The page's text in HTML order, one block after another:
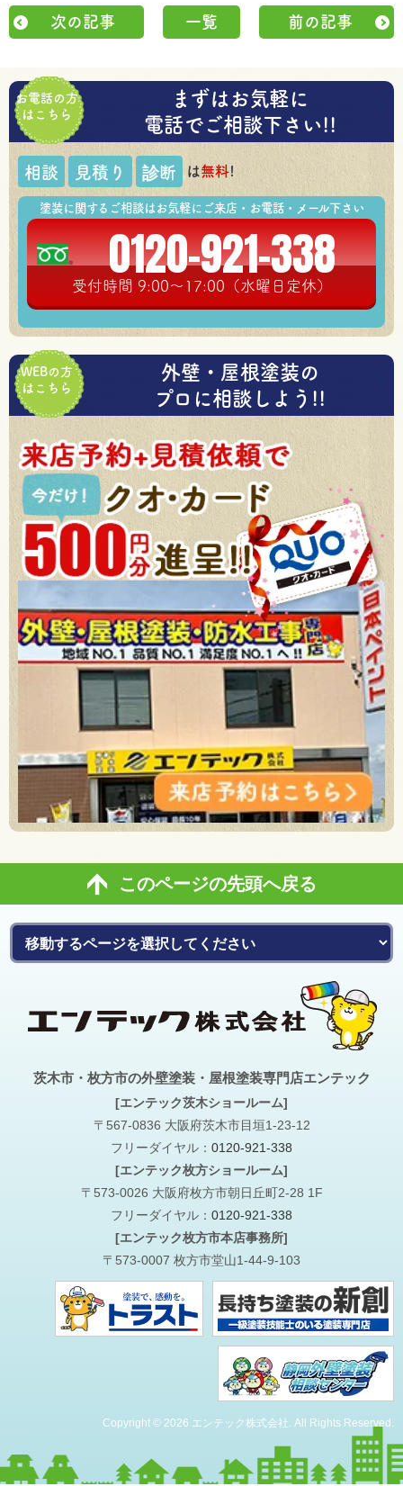
次の記事 一覧 前の記事
お電話の方
はこちら
まずはお気軽に
電話でご相談下さい!!
相談 見積り 診断 は無料!
塗装に関するご相談はお気軽にご来店・お電話・メール下さい
0120-921-338
受付時間 9:00～17:00（水曜日定休）
WEBの方
はこちら
外壁・屋根塗装の
プロに相談しよう!!
このページの先頭へ戻る
茨木市・枚方市の外壁塗装・屋根塗装専門店エンテック
[エンテック茨木ショールーム]
〒567-0836 大阪府茨木市目垣1-23-12
フリーダイヤル： 0120-921-338
[エンテック枚方ショールーム]
〒573-0026 大阪府枚方市朝日丘町2-28 1F
フリーダイヤル： 0120-921-338
[エンテック枚方市本店事務所]
〒573-0007 枚方市堂山1-44-9-103
Copyright © 2026 エンテック株式会社. All Rights Reserved.